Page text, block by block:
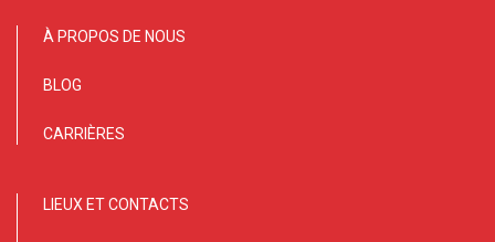
À PROPOS DE NOUS
BLOG
CARRIÈRES
LIEUX ET CONTACTS